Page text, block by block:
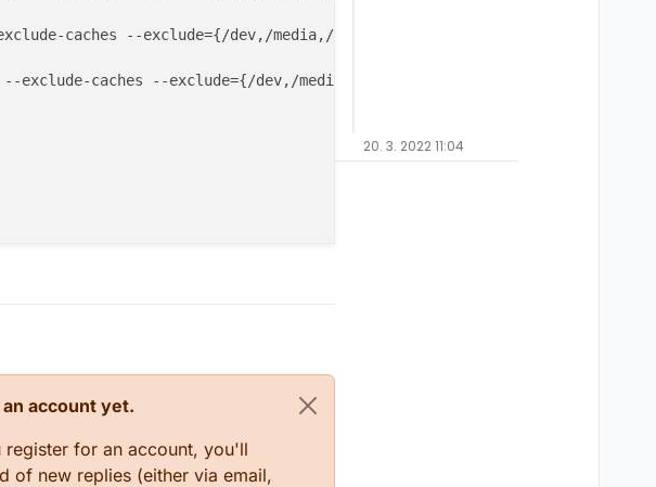
caches --exclude={/dev,/media,/mnt,/proc,/run,/sys,/tmp,/var/tmp,/home/
caches --exclude={/dev,/media,/mnt,/proc,/run,/sys,/tmp,/var/tmp,/
--include /work/foo
account yet.
register for an account, you'll
of new replies (either via email,
20. 3. 2022 11:04